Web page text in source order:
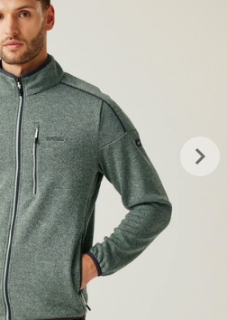
keyboard_arrow_right